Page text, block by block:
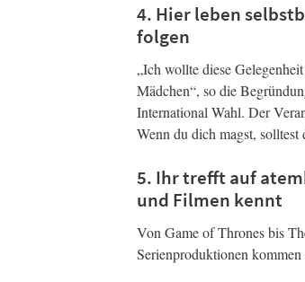
4. Hier leben
folgen
„Ich wollte diese
Mädchen“, so die
International Wahl. Der
Wenn du dich magst,
5. Ihr trefft auf
und Filmen kennt
Von Game of Thrones bis
Serienproduktionen